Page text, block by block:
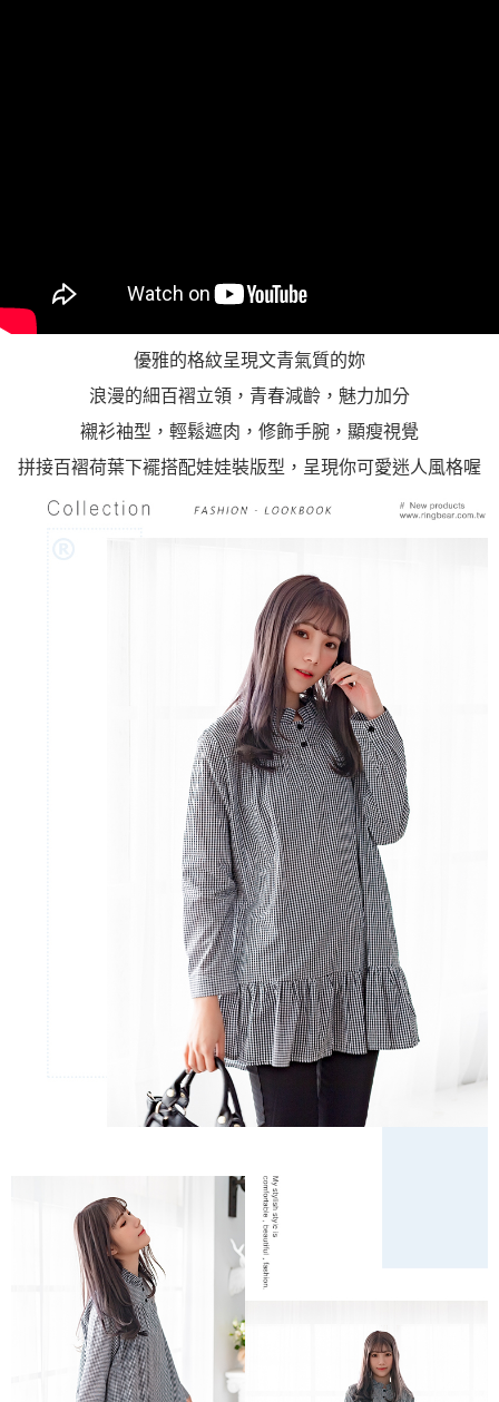
優雅的格紋呈現文青氣質的妳
浪漫的細百褶立領，青春減齡，魅力加分
襯衫袖型，輕鬆遮肉，修飾手腕，顯瘦視覺
拼接百褶荷葉下襬搭配娃娃裝版型，呈現你可愛迷人風格喔